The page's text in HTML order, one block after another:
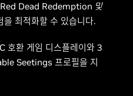
Red Dead Redemption 및
최적화할 수 있습니다.
호환 게임 디스플레이와 3
Seetings 프로필을 지